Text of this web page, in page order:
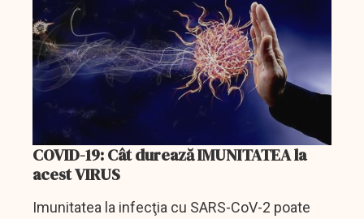
COVID-19: Cât durează IMUNITATEA la
acest VIRUS
Imunitatea la infecţia cu SARS-CoV-2 poate